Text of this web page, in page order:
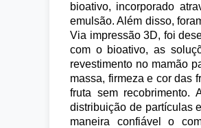
bioativo, incorporado
emulsão. Além disso,
Via impressão 3D, foi
com o bioativo, as
revestimento no mamão
massa, firmeza e cor das
fruta sem recobrimento.
distribuição de partículas
maneira confiável o